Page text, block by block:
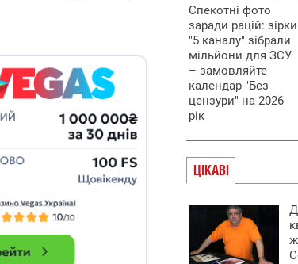
Спекотні фото
заради рацій: зірки
"5 каналу" зібрали
мільйони для ЗСУ
– замовляйте
календар "Без
цензури" на 2026
рік
ЦІКАВІ